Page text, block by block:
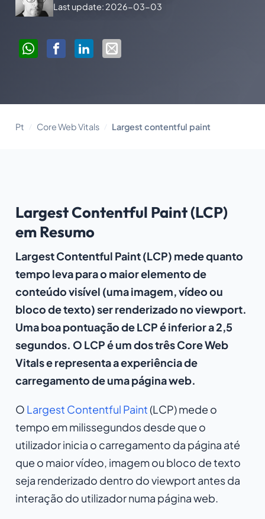
Last update: 2026-03-03
Pt Core Web Vitals Largest contentful paint
Largest Contentful Paint (LCP)
em Resumo
Largest Contentful Paint (LCP) mede quanto
tempo leva para o maior elemento de
conteúdo visível (uma imagem, vídeo ou
bloco de texto) ser renderizado no viewport.
Uma boa pontuação de LCP é inferior a 2,5
segundos. O LCP é um dos três Core Web
Vitals e representa a experiência de
carregamento de uma página web.
O Largest Contentful Paint(LCP) mede o
tempo em milissegundos desde que o
utilizador inicia o carregamento da página até
que o maior vídeo, imagem ou bloco de texto
seja renderizado dentro do viewport antes da
interação do utilizador numa página web.